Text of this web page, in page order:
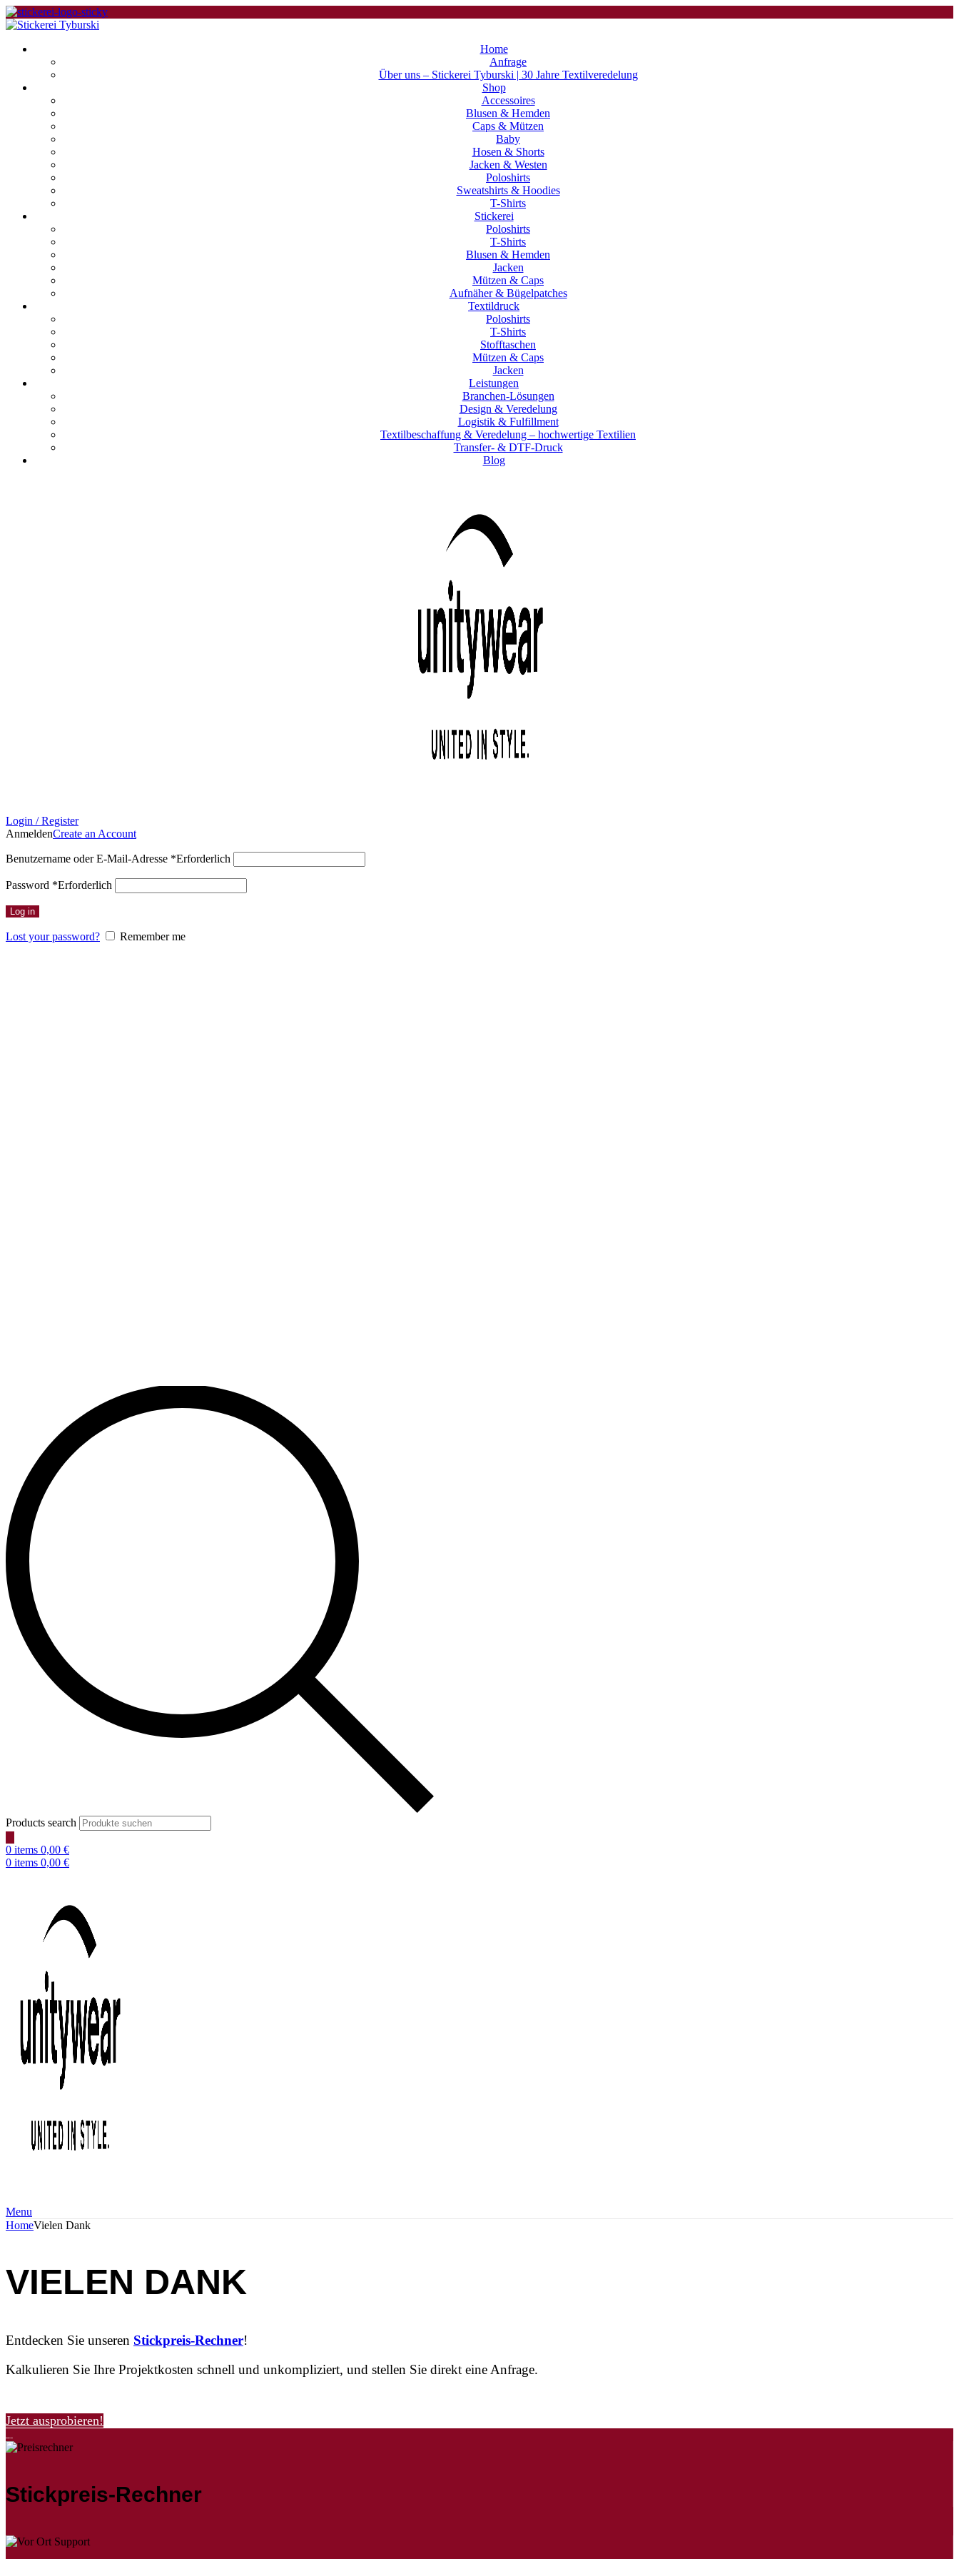
Home
Anfrage
Über uns – Stickerei Tyburski | 30 Jahre Textilveredelung
Shop
Accessoires
Blusen & Hemden
Caps & Mützen
Baby
Hosen & Shorts
Jacken & Westen
Poloshirts
Sweatshirts & Hoodies
T-Shirts
Stickerei
Poloshirts
T-Shirts
Blusen & Hemden
Jacken
Mützen & Caps
Aufnäher & Bügelpatches
Textildruck
Poloshirts
T-Shirts
Stofftaschen
Mützen & Caps
Jacken
Leistungen
Branchen-Lösungen
Design & Veredelung
Logistik & Fulfillment
Textilbeschaffung & Veredelung – hochwertige Textilien
Transfer- & DTF-Druck
Blog
Login / Register
AnmeldenCreate an Account
Benutzername oder E-Mail-Adresse *Erforderlich
Password *Erforderlich
Log in
Lost your password? Remember me
Products search
0 items 0,00 €
0 items 0,00 €
Menu
HomeVielen Dank
VIELEN DANK
Entdecken Sie unseren Stickpreis-Rechner!
Kalkulieren Sie Ihre Projektkosten schnell und unkompliziert, und stellen Sie direkt eine Anfrage.
Jetzt ausprobieren!
Stickpreis-Rechner